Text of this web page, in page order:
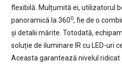
flexibilă. Mulțumită ei, utilizatorul
panoramică la 3600, fie de o
și detalii mărite. Totodată,
soluție de iluminare IR cu LED-uri
Aceasta garantează nivelul ridicat